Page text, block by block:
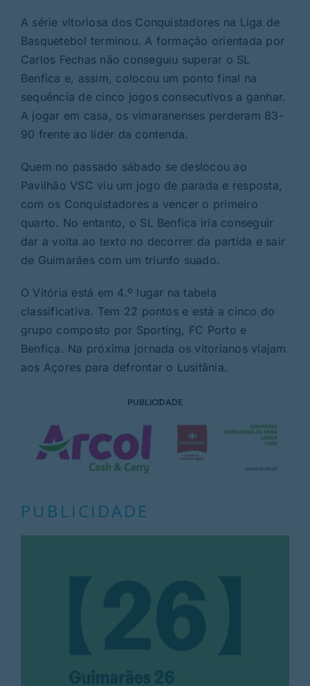
A série vitoriosa dos Conquistadores na Liga de
Basquetebol terminou. A formação orientada por
Carlos Fechas não conseguiu superar o SL
Benfica e, assim, colocou um ponto final na
sequência de cinco jogos consecutivos a ganhar.
A jogar em casa, os vimaranenses perderam 83-
90 frente ao líder da contenda.
Quem no passado sábado se deslocou ao
Pavilhão VSC viu um jogo de parada e resposta,
com os Conquistadores a vencer o primeiro
quarto. No entanto, o SL Benfica iria conseguir
dar a volta ao texto no decorrer da partida e sair
de Guimarães com um triunfo suado.
O Vitória está em 4.º lugar na tabela
classificativa. Tem 22 pontos e está a cinco do
grupo composto por Sporting, FC Porto e
Benfica. Na próxima jornada os vitorianos viajam
aos Açores para defrontar o Lusitânia.
PUBLICIDADE
PUBLICIDADE